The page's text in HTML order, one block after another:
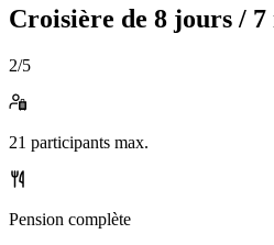
Croisière de 8 jours / 7
2/5
21 participants max.
Pension complète